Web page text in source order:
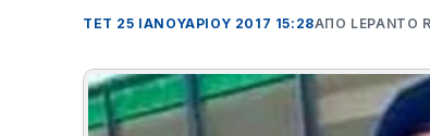
ΤΕΤ 25 ΙΑΝΟΥΑΡΊΟΥ 2017 15:28ΑΠΌ LEPANTO